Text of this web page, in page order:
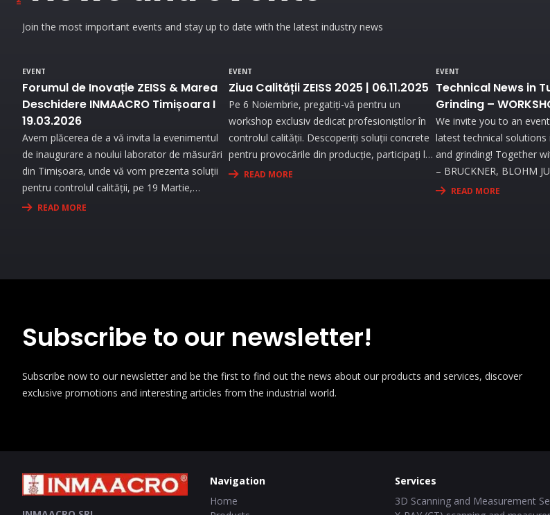
Join the most important events and stay up to date with the latest industry news
EVENT
Forumul de Inovație ZEISS & Marea
Deschidere INMAACRO Timișoara I
19.03.2026
Avem plăcerea de a vă invita la evenimentul
de inaugurare a noului laborator de măsurări
din Timișoara, unde vă vom prezenta soluții
pentru controlul calității, pe 19 Martie,
începând cu ora 09:30. Experimentați
READ MORE
EVENT
Ziua Calității ZEISS 2025 | 06.11.2025
Pe 6 Noiembrie, pregatiți-vă pentru un
workshop exclusiv dedicat profesioniștilor în
controlul calității. Descoperiți soluții concrete
pentru provocările din producție, participați la
demonstrații live cu echipamente de ultimă
READ MORE
EVENT
Technical News in
Grinding –
We invite you to an
latest technical
and grinding! Together
– BRUCKNER, BLOHM
STUDER, WALTER
READ MORE
Subscribe to our newsletter!
Subscribe now to our newsletter and be the first to find out the news about our products and services, discover
exclusive promotions and interesting articles from the industrial world.
Navigation
Home
Services
3D Scanning and Measurement